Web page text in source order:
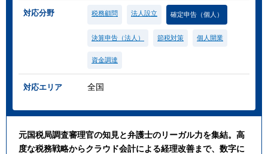
対応分野 税務顧問 法人設立 確定申告（個人）
決算申告（法人） 節税対策 個人開業
資金調達
対応エリア 全国
元国税局調査審理官の知見と弁護士のリーガル力を集結。高
度な税務戦略からクラウド会計による経理改善まで、数字に